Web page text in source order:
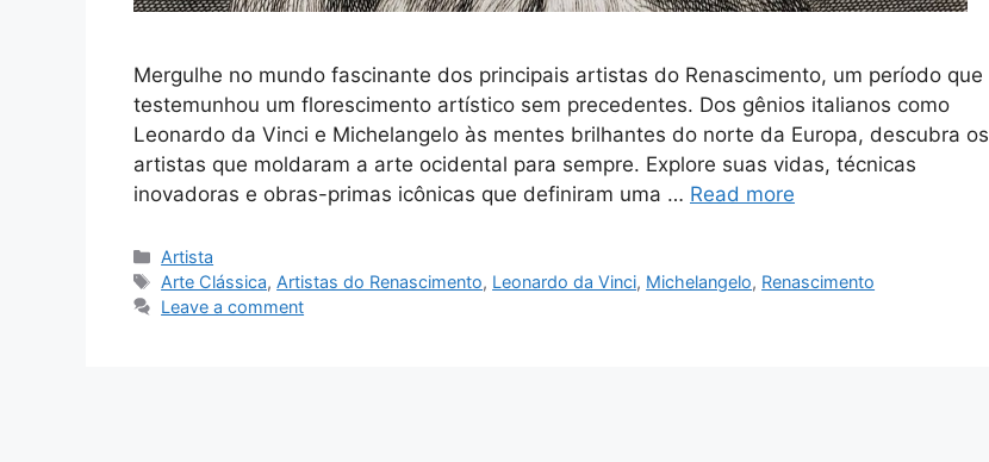
Mergulhe no mundo fascinante dos principais artistas do Renascimento, um período que
testemunhou um florescimento artístico sem precedentes. Dos gênios italianos como
Leonardo da Vinci e Michelangelo às mentes brilhantes do norte da Europa, descubra os
artistas que moldaram a arte ocidental para sempre. Explore suas vidas, técnicas
inovadoras e obras-primas icônicas que definiram uma … Read more
Categories
Artista
Tags
Arte Clássica, Artistas do Renascimento, Leonardo da Vinci, Michelangelo, Renascimento
Leave a comment